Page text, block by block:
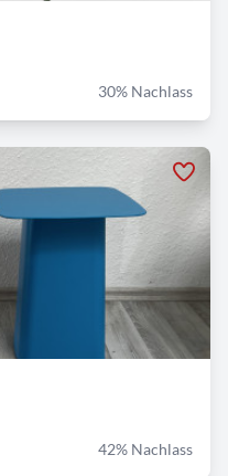
30% Nachlass
42% Nachlass